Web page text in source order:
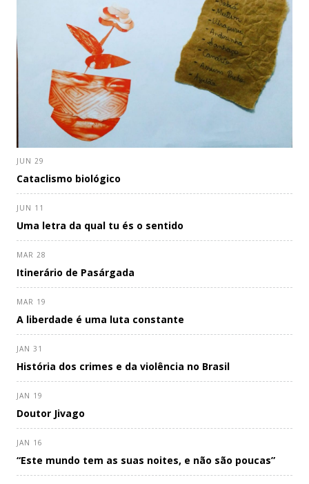
JUN 29
Cataclismo biológico
JUN 11
Uma letra da qual tu és o sentido
MAR 28
Itinerário de Pasárgada
MAR 19
A liberdade é uma luta constante
JAN 31
História dos crimes e da violência no Brasil
JAN 19
Doutor Jivago
JAN 16
“Este mundo tem as suas noites, e não são poucas”